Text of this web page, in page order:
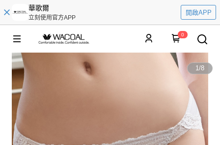
華歌爾
立刻使用官方APP
開啟APP
0
1/8